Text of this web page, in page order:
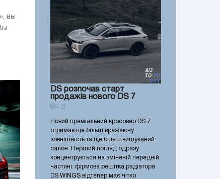
вы
DS розпочав старт
продажів нового DS 7
0
Новий преміальний кросовер DS 7
отримав ще більш вражаючу
зовнішність та ще більш вишуканий
салон. Перший погляд одразу
концентрується на зміненій передній
частині: фірмова решітка радіатора
DS WINGS відтепер має чітко